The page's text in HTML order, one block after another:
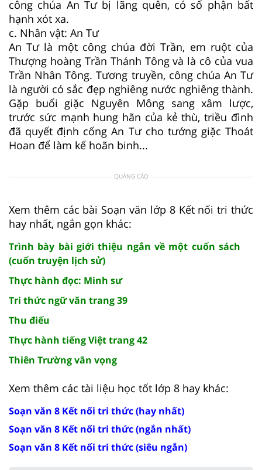
công chúa An Tư bị lãng quên, có số phận bất
hạnh xót xa.
c. Nhân vật: An Tư
An Tư là một công chúa đời Trần, em ruột của
Thượng hoàng Trần Thánh Tông và là cô của vua
Trần Nhân Tông. Tương truyền, công chúa An Tư
là người có sắc đẹp nghiêng nước nghiêng thành.
Gặp buổi giặc Nguyên Mông sang xâm lược,
trước sức mạnh hung hãn của kẻ thù, triều đình
đã quyết định cống An Tư cho tướng giặc Thoát
Hoan để làm kế hoãn binh...
QUẢNG CÁO
Xem thêm các bài Soạn văn lớp 8 Kết nối tri thức
hay nhất, ngắn gọn khác:
Trình bày bài giới thiệu ngắn về một cuốn sách
(cuốn truyện lịch sử)
Thực hành đọc: Minh sư
Tri thức ngữ văn trang 39
Thu điếu
Thực hành tiếng Việt trang 42
Thiên Trường vãn vọng
Xem thêm các tài liệu học tốt lớp 8 hay khác:
Soạn văn 8 Kết nối tri thức (hay nhất)
Soạn văn 8 Kết nối tri thức (ngắn nhất)
Soạn văn 8 Kết nối tri thức (siêu ngắn)